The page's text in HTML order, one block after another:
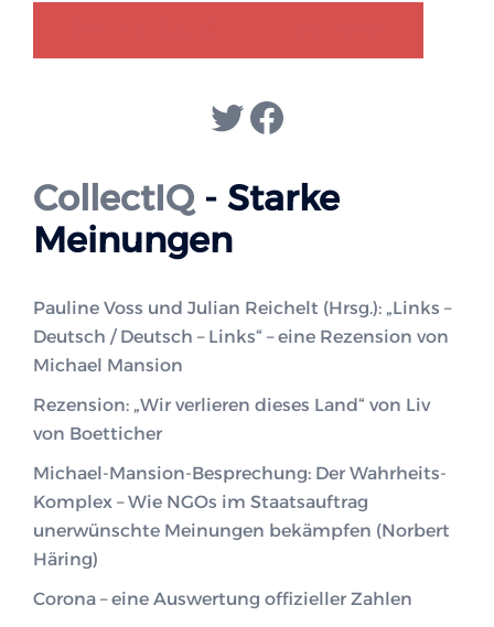
Twitter
Facebook
CollectIQ- Starke
Meinungen
Pauline Voss und Julian Reichelt (Hrsg.): „Links –
Deutsch / Deutsch – Links“ – eine Rezension von
Michael Mansion
Rezension: „Wir verlieren dieses Land“ von Liv
von Boetticher
Michael-Mansion-Besprechung: Der Wahrheits-
Komplex – Wie NGOs im Staatsauftrag
unerwünschte Meinungen bekämpfen (Norbert
Häring)
Corona – eine Auswertung offizieller Zahlen